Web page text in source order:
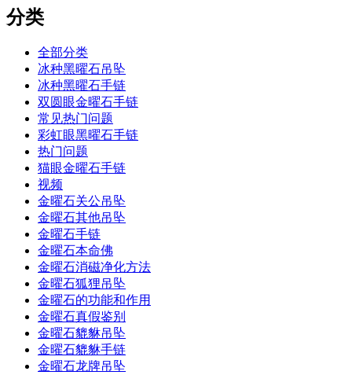
分类
全部分类
冰种黑曜石吊坠
冰种黑曜石手链
双圆眼金曜石手链
常见热门问题
彩虹眼黑曜石手链
热门问题
猫眼金曜石手链
视频
金曜石关公吊坠
金曜石其他吊坠
金曜石手链
金曜石本命佛
金曜石消磁净化方法
金曜石狐狸吊坠
金曜石的功能和作用
金曜石真假鉴别
金曜石貔貅吊坠
金曜石貔貅手链
金曜石龙牌吊坠